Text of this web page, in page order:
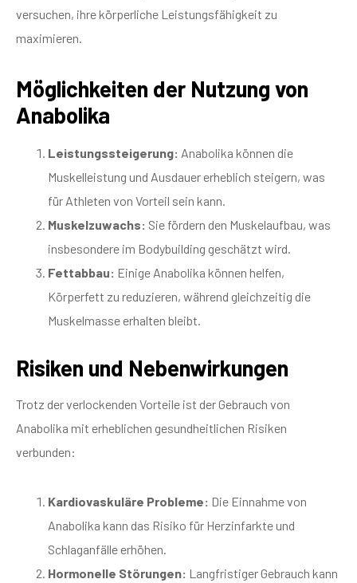
versuchen, ihre körperliche Leistungsfähigkeit zu
maximieren.
Möglichkeiten der Nutzung von
Anabolika
Leistungssteigerung: Anabolika können die
Muskelleistung und Ausdauer erheblich steigern, was
für Athleten von Vorteil sein kann.
Muskelzuwachs: Sie fördern den Muskelaufbau, was
insbesondere im Bodybuilding geschätzt wird.
Fettabbau: Einige Anabolika können helfen,
Körperfett zu reduzieren, während gleichzeitig die
Muskelmasse erhalten bleibt.
Risiken und Nebenwirkungen
Trotz der verlockenden Vorteile ist der Gebrauch von
Anabolika mit erheblichen gesundheitlichen Risiken
verbunden:
Kardiovaskuläre Probleme: Die Einnahme von
Anabolika kann das Risiko für Herzinfarkte und
Schlaganfälle erhöhen.
Hormonelle Störungen: Langfristiger Gebrauch kann